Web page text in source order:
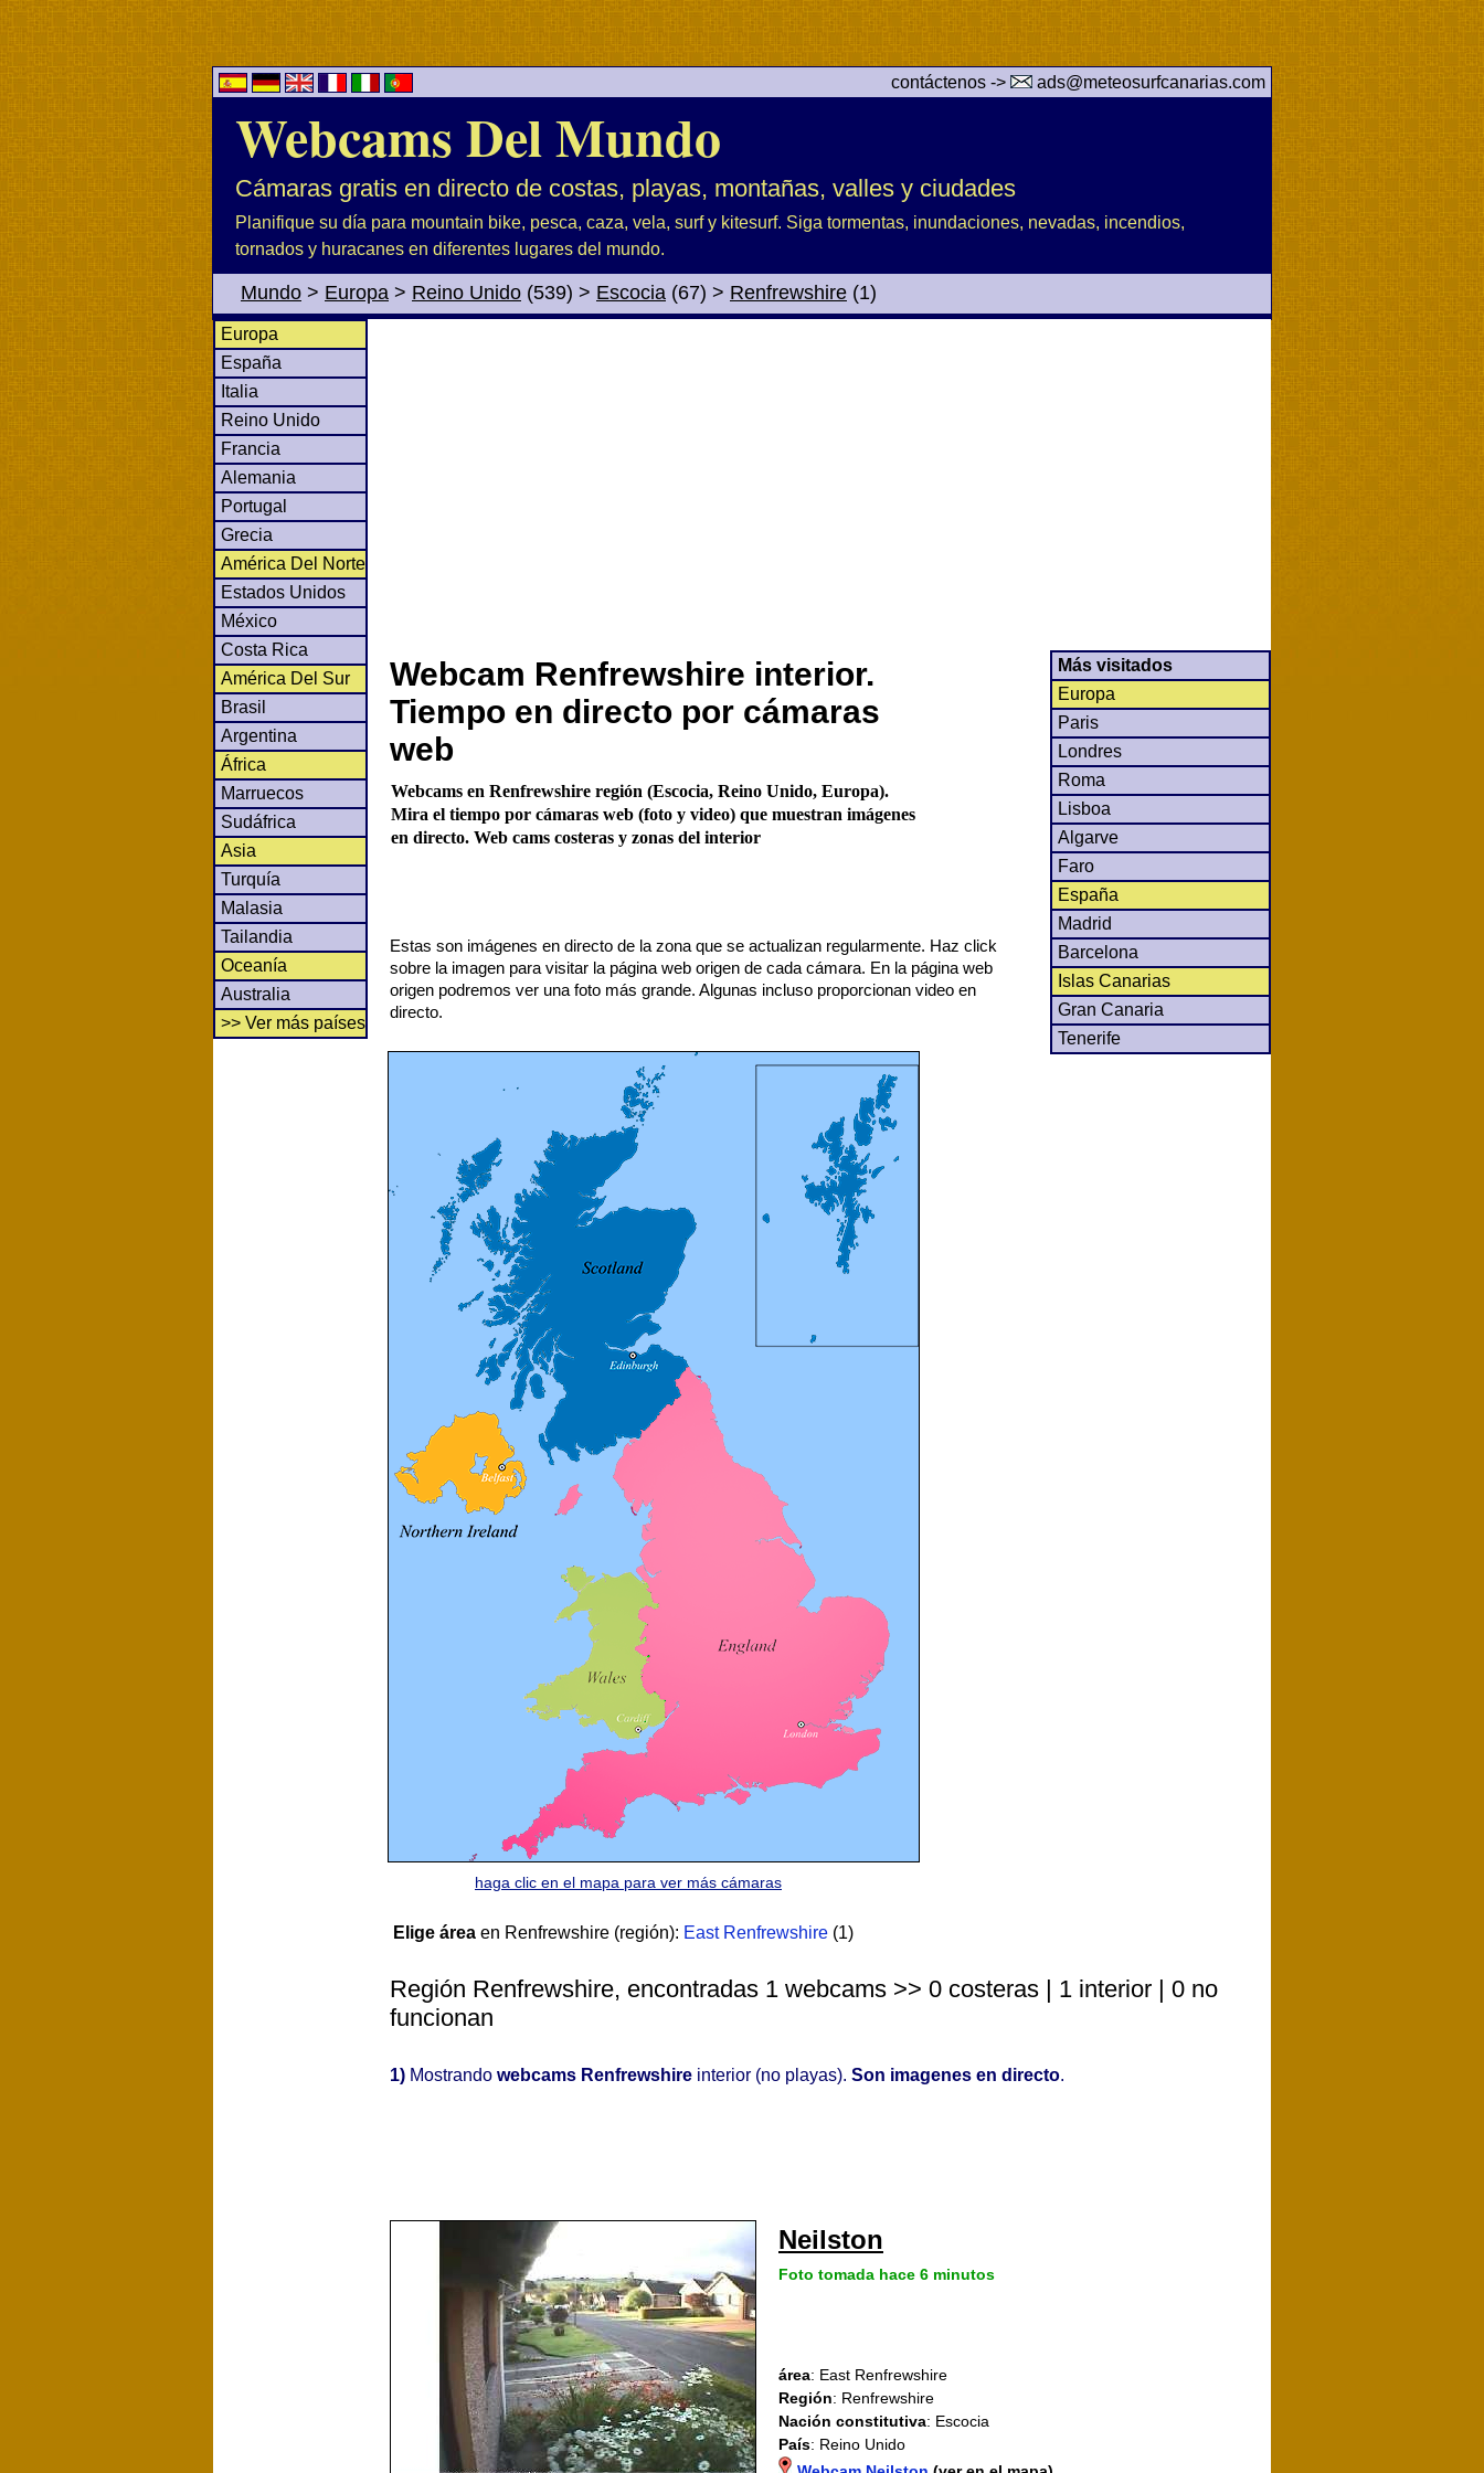
contáctenos -> ads@meteosurfcanarias.com
Webcams Del Mundo
Cámaras gratis en directo de costas, playas, montañas, valles y ciudades
Planifique su día para mountain bike, pesca, caza, vela, surf y kitesurf. Siga tormentas, inundaciones, nevadas, incendios,
tornados y huracanes en diferentes lugares del mundo.
Mundo > Europa > Reino Unido (539) > Escocia (67) > Renfrewshire (1)
Europa
España
Italia
Reino Unido
Francia
Alemania
Portugal
Grecia
América Del Norte
Estados Unidos
México
Costa Rica
América Del Sur
Brasil
Argentina
África
Marruecos
Sudáfrica
Asia
Turquía
Malasia
Tailandia
Oceanía
Australia
>> Ver más países
Webcam Renfrewshire interior.
Tiempo en directo por cámaras
web
Webcams en Renfrewshire región (Escocia, Reino Unido, Europa).
Mira el tiempo por cámaras web (foto y video) que muestran imágenes
en directo. Web cams costeras y zonas del interior
Estas son imágenes en directo de la zona que se actualizan regularmente. Haz click
sobre la imagen para visitar la página web origen de cada cámara. En la página web
origen podremos ver una foto más grande. Algunas incluso proporcionan video en
directo.
haga clic en el mapa para ver más cámaras
Más visitados
Europa
Paris
Londres
Roma
Lisboa
Algarve
Faro
España
Madrid
Barcelona
Islas Canarias
Gran Canaria
Tenerife
Elige área en Renfrewshire (región): East Renfrewshire (1)
Región Renfrewshire, encontradas 1 webcams >> 0 costeras | 1 interior | 0 no
funcionan
1) Mostrando webcams Renfrewshire interior (no playas). Son imagenes en directo.
Neilston
Foto tomada hace 6 minutos
área: East Renfrewshire
Región: Renfrewshire
Nación constitutiva: Escocia
País: Reino Unido